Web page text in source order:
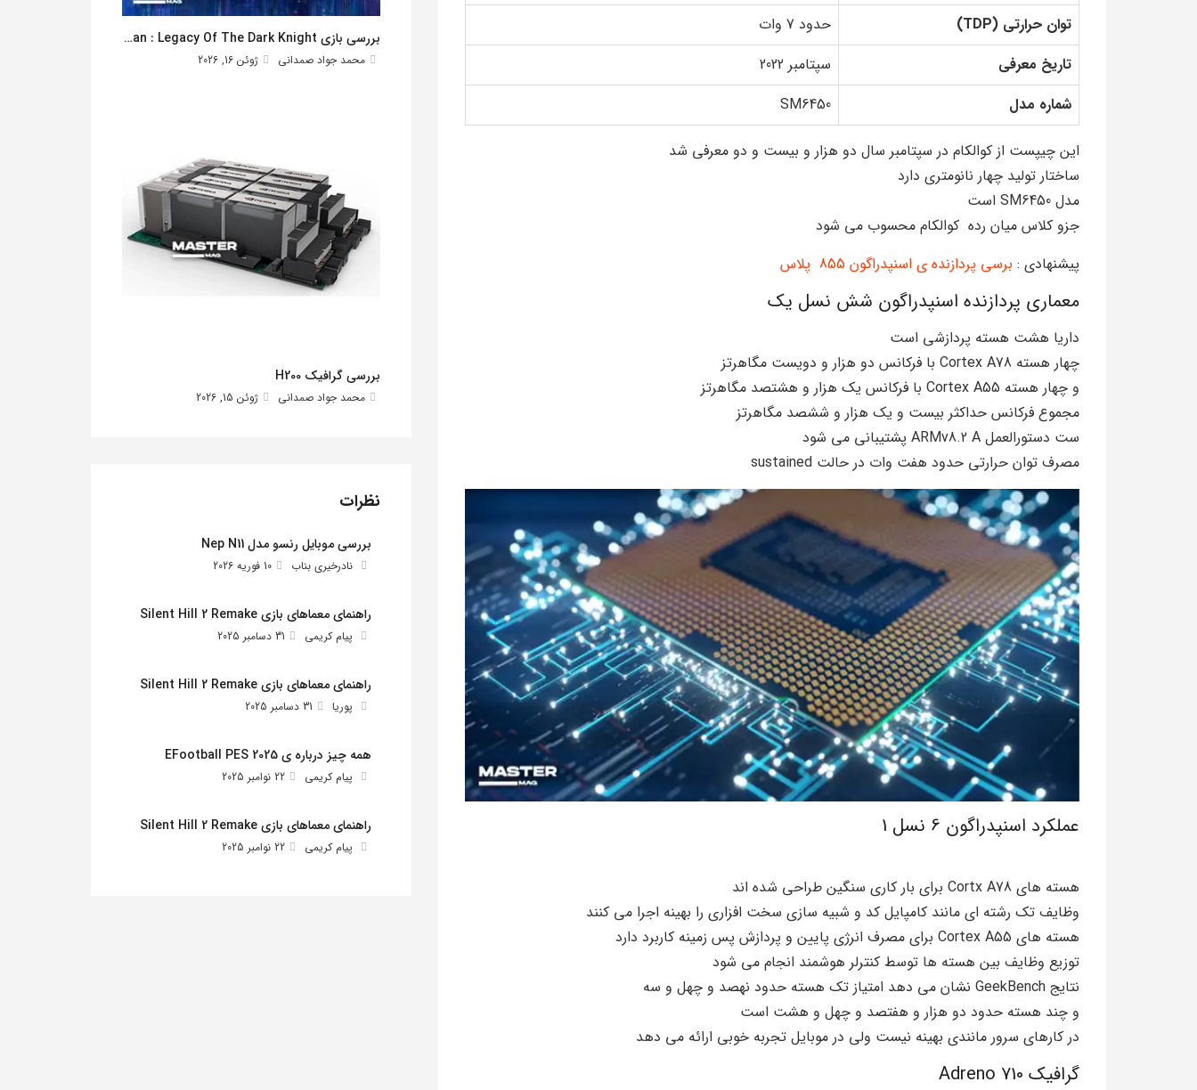
توان حرارتی (TDP)
حدود 7 وات
تاریخ معرفی
سپتامبر 2022
شماره مدل
SM6450
این چیپست از کوالکام در سپتامبر سال دو هزار و بیست و دو معرفی شد
ساختار تولید چهار نانومتری دارد
مدل SM6450 است
جزو کلاس میان رده کوالکام محسوب می شود
پیشنهادی : برسی پردازنده ی اسنپدراگون 855 پلاس
معماری پردازنده اسنپدراگون شش نسل یک
داریا هشت هسته پردازشی است
چهار هسته Cortex A78 با فرکانس دو هزار و دویست مگاهرتز
و چهار هسته Cortex A55 با فرکانس یک هزار و هشتصد مگاهرتز
مجموع فرکانس حداکثر بیست و یک هزار و ششصد مگاهرتز
ست دستورالعمل ARMv8.2 A پشتیبانی می شود
مصرف توان حرارتی حدود هفت وات در حالت sustained
عملکرد اسنپدراگون 6 نسل 1
هسته های Cortx A78 برای بار کاری سنگین طراحی شده اند
وظایف تک رشته ای مانند کامپایل کد و شبیه سازی سخت افزاری را بهینه اجرا می کنند
هسته های Cortex A55 برای مصرف انرژی پایین و پردازش پس زمینه کاربرد دارد
توزیع وظایف بین هسته ها توسط کنترلر هوشمند انجام می شود
نتایج GeekBench نشان می دهد امتیاز تک هسته حدود نهصد و چهل و سه
و چند هسته حدود دو هزار و هفتصد و چهل و هشت است
در کارهای سرور مانندی بهینه نیست ولی در موبایل تجربه خوبی ارائه می دهد
گرافیک Adreno 710
بررسی بازی Lego Batman : Legacy Of The Dark Knight
محمد جواد صمدانی ژوئن 16, 2026
بررسی گرافیک H200
محمد جواد صمدانی ژوئن 15, 2026
نظرات
بررسی موبایل رنسو مدل Nep N11
نادرخیری بناب 10 فوریه 2026
راهنمای معماهای بازی Silent Hill 2 Remake
پیام کریمی 31 دسامبر 2025
راهنمای معماهای بازی Silent Hill 2 Remake
پوریا 31 دسامبر 2025
همه چیز درباره ی EFootball PES 2025
پیام کریمی 22 نوامبر 2025
راهنمای معماهای بازی Silent Hill 2 Remake
پیام کریمی 22 نوامبر 2025